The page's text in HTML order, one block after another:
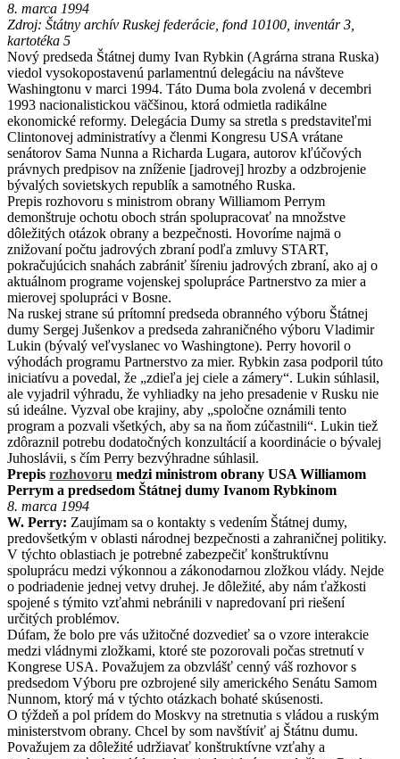
8. marca 1994
Zdroj: Štátny archív Ruskej federácie, fond 10100, inventár 3,
kartotéka 5
Nový predseda Štátnej dumy Ivan Rybkin (Agrárna strana Ruska)
viedol vysokopostavenú parlamentnú delegáciu na návšteve
Washingtonu v marci 1994. Táto Duma bola zvolená v decembri
1993 nacionalistickou väčšinou, ktorá odmietla radikálne
ekonomické reformy. Delegácia Dumy sa stretla s predstaviteľmi
Clintonovej administratívy a členmi Kongresu USA vrátane
senátorov Sama Nunna a Richarda Lugara, autorov kľúčových
právnych predpisov na zníženie [jadrovej] hrozby a odzbrojenie
bývalých sovietskych republík a samotného Ruska.
Prepis rozhovoru s ministrom obrany Williamom Perrym
demonštruje ochotu oboch strán spolupracovať na množstve
dôležitých otázok obrany a bezpečnosti. Hovoríme najmä o
znižovaní počtu jadrových zbraní podľa zmluvy START,
pokračujúcich snahách zabrániť šíreniu jadrových zbraní, ako aj o
aktuálnom programe vojenskej spolupráce Partnerstvo za mier a
mierovej spolupráci v Bosne.
Na ruskej strane sú prítomní predseda obranného výboru Štátnej
dumy Sergej Jušenkov a predseda zahraničného výboru Vladimir
Lukin (bývalý veľvyslanec vo Washingtone). Perry hovoril o
výhodách programu Partnerstvo za mier. Rybkin zasa podporil túto
iniciatívu a povedal, že „zdieľa jej ciele a zámery“. Lukin súhlasil,
ale vyjadril výhradu, že vyhliadky na jeho presadenie v Rusku nie
sú ideálne. Vyzval obe krajiny, aby „spoločne oznámili tento
program a pozvali všetkých, aby sa na ňom zúčastnili“. Lukin tiež
zdôraznil potrebu dodatočných konzultácií a koordinácie o bývalej
Juhoslávii, s čím Perry bezvýhradne súhlasil.
Prepis rozhovoru medzi ministrom obrany USA Williamom
Perrym a predsedom Štátnej dumy Ivanom Rybkinom
8. marca 1994
W. Perry: Zaujímam sa o kontakty s vedením Štátnej dumy,
predovšetkým v oblasti národnej bezpečnosti a zahraničnej politiky.
V týchto oblastiach je potrebné zabezpečiť konštruktívnu
spoluprácu medzi výkonnou a zákonodarnou zložkou vlády. Nejde
o podriadenie jednej vetvy druhej. Je dôležité, aby nám ťažkosti
spojené s týmito vzťahmi nebránili v napredovaní pri riešení
určitých problémov.
Dúfam, že bolo pre vás užitočné dozvedieť sa o vzore interakcie
medzi vládnymi zložkami, ktoré ste pozorovali počas stretnutí v
Kongrese USA. Považujem za obzvlášť cenný váš rozhovor s
predsedom Výboru pre ozbrojené sily amerického Senátu Samom
Nunnom, ktorý má v týchto otázkach bohaté skúsenosti.
O týždeň a pol prídem do Moskvy na stretnutia s vládou a ruským
ministerstvom obrany. Chcel by som navštíviť aj Štátnu dumu.
Považujem za dôležité udržiavať konštruktívne vzťahy a